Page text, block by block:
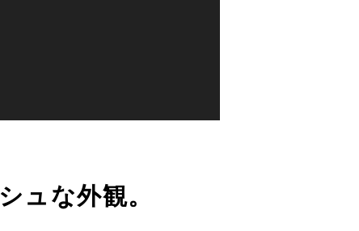
ュな外観。